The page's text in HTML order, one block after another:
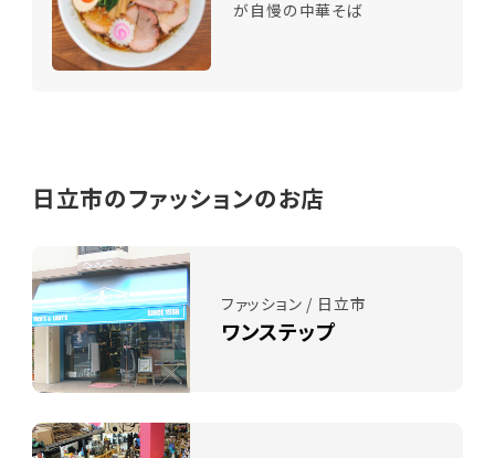
が自慢の中華そば
日立市のファッションのお店
ファッション / 日立市
ワンステップ